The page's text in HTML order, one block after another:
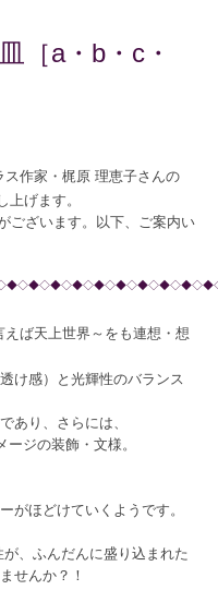
［a・b・c・
作家・梶原 理恵子さんの
上げます。
ございます。以下、ご案内い
えば天上世界～をも連想・想
け感）と光輝性のバランス
あり、さらには、
ージの装飾・文様。
がほどけていくようです。
、ふんだんに盛り込まれた
せんか？！